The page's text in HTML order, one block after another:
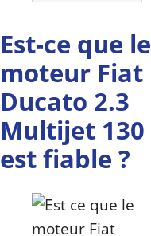
Est-ce que le
moteur Fiat
Ducato 2.3
Multijet 130
est fiable ?